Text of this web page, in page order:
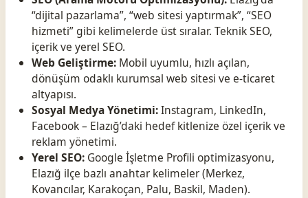
“dijital pazarlama”, “web sitesi yaptırmak”, “SEO
hizmeti” gibi kelimelerde üst sıralar. Teknik SEO,
içerik ve yerel SEO.
Web Geliştirme:Mobil uyumlu, hızlı açılan,
dönüşüm odaklı kurumsal web sitesi ve e-ticaret
altyapısı.
Sosyal Medya Yönetimi:Instagram, LinkedIn,
Facebook – Elazığ’daki hedef kitlenize özel içerik ve
reklam yönetimi.
Yerel SEO:Google İşletme Profili optimizasyonu,
Elazığ ilçe bazlı anahtar kelimeler (Merkez,
Kovancılar, Karakoçan, Palu, Baskil, Maden).